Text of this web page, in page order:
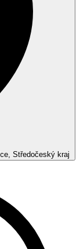
Středočeský kraj